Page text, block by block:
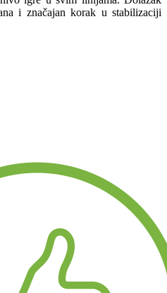
i značajan korak u stabilizaciji